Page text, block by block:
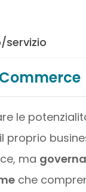
servizio
le
proprio
ma
che